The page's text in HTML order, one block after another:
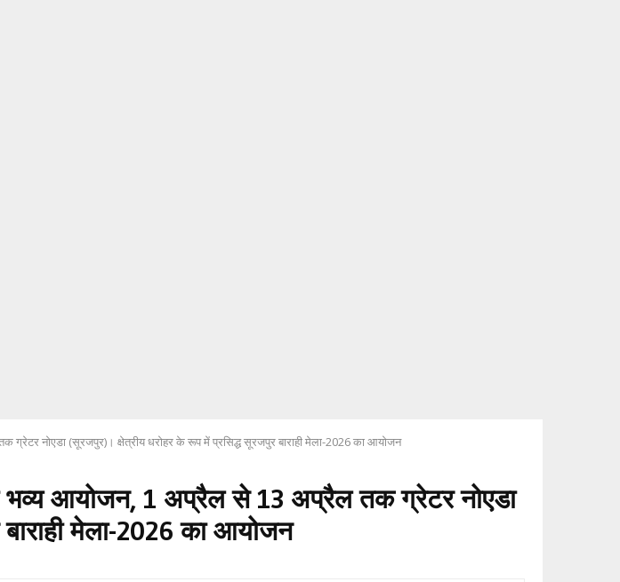
नोएडा (सूरजपुर)। क्षेत्रीय धरोहर के रूप में प्रसिद्ध सूरजपुर बाराही मेला-2026 का आयोजन
भव्य आयोजन, 1 अप्रैल से 13 अप्रैल तक ग्रेटर नोएडा
मेला-2026 का आयोजन